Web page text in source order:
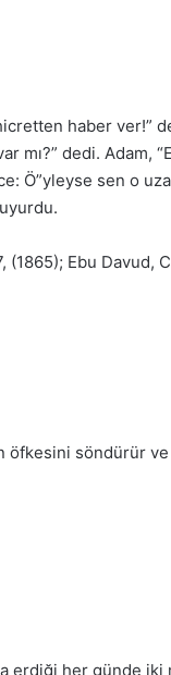
haber ver!”
dedi. Adam,
Ö”yleyse sen o
Ebu Davud,
öfkesini söndürür
erdiği her günde